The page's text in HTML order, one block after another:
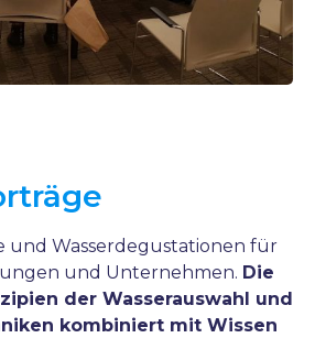
und Wasserdegustationen für
und Unternehmen. Die
der Wasserauswahl und
kombiniert mit Wissen